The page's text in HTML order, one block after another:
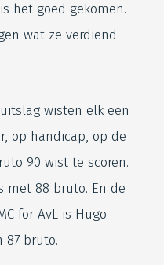
het goed gekomen.
wat ze verdiend
wisten elk een
op handicap, op de
90 wist te scoren.
met 88 bruto. En de
for AvL is Hugo
87 bruto.